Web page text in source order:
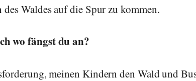
Waldes auf die Spur zu kommen.
wo fängst du an?
meinen Kindern den Wald und